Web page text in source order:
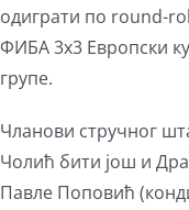
одиграти по round-
ФИБА 3х3 Европски
групе.
Чланови стручног
Чолић бити још и
Павле Поповић